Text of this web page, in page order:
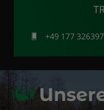
+49 177